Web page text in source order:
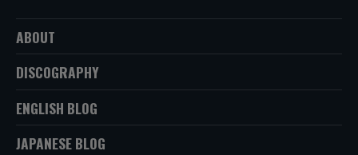
ABOUT
DISCOGRAPHY
ENGLISH BLOG
JAPANESE BLOG